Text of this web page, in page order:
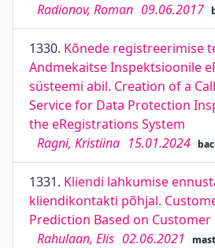
Radionov, Roman 09.06.2017
1330. Kõnede registreerimise
Andmekaitse Inspektsioonile
süsteemi abil. Creation of a
Service for Data Protection
the eRegistrations System
Ragni, Kristiina 15.01.2024
1331. Kliendi lahkumise
kliendikontakti põhjal.
Prediction Based on Customer
Rahulaan, Elis 02.06.2021